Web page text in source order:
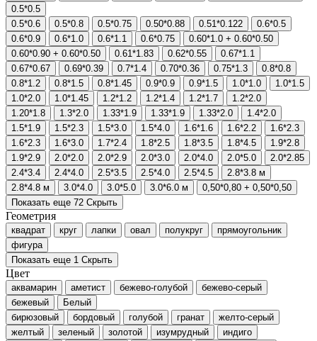
0.5*0.5
0.5*0.6
0.5*0.8 0.5*0.75 0.50*0.88 0.51*0.122
0.6*0.5
0.6*0.9
0.6*1.0 0.6*1.1 0.6*0.75
0.60*1.0 + 0.60*0.50
0.60*0.90 + 0.60*0.50
0.61*1.83 0.62*0.55
0.67*1.1
0.67*0.67
0.69*0.39 0.7*1.4 0.70*0.36 0.75*1.3
0.8*0.8
0.8*1.2
0.8*1.5 0.8*1.45 0.9*0.9 0.9*1.5 1.0*1.0
1.0*1.5
1.0*2.0
1.0*1.45 1.2*1.2 1.2*1.4 1.2*1.7
1.2*2.0
1.20*1.8
1.3*2.0 1.33*1.9 1.33*1.9 1.33*2.0
1.4*2.0
1.5*1.9
1.5*2.3 1.5*3.0 1.5*4.0 1.6*1.6 1.6*2.2
1.6*2.3
1.6*2.3
1.6*3.0 1.7*2.4 1.8*2.5 1.8*3.5 1.8*4.5
1.9*2.8
1.9*2.9
2.0*2.0 2.0*2.9 2.0*3.0 2.0*4.0 2.0*5.0
2.0*2.85
2.4*3.4
2.4*4.0 2.5*3.5 2.5*4.0 2.5*4.5
2.8*3.8 м
2.8*4.8 м
3.0*4.0 3.0*5.0 3.0*6.0 м
0,50*0,80 + 0,50*0,50
Показать еще 72 Скрыть
Геометрия
квадрат круг лапки овал полукруг
прямоугольник
фигура
Показать еще 1 Скрыть
Цвет
аквамарин аметист бежево-голубой
бежево-серый
бежевый
Белый
бирюзовый
бордовый голубой гранат
желто-серый
желтый
зеленый золотой изумрудный
индиго